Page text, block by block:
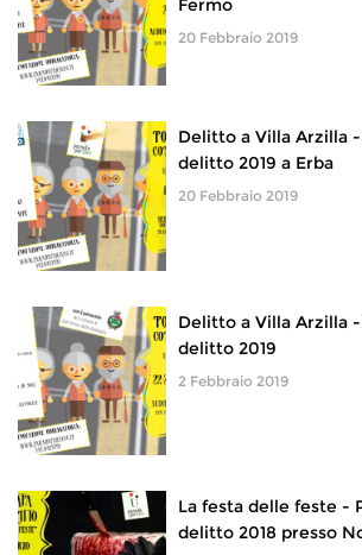
Fermo
20 Febbraio 2019
Delitto a Villa Arzilla
delitto 2019 a Erba
20 Febbraio 2019
Delitto a Villa Arzilla
delitto 2019
2 Febbraio 2019
La festa delle feste -
delitto 2018 presso